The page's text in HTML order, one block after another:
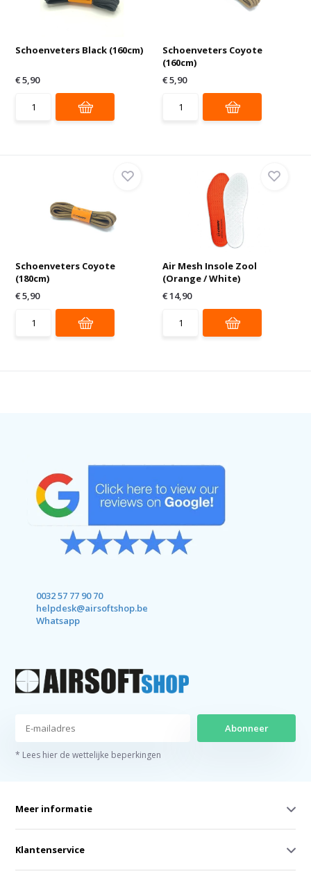
Schoenveters Black (160cm)
€ 5,90
Schoenveters Coyote
(160cm)
€ 5,90
Schoenveters Coyote
(180cm)
€ 5,90
Air Mesh Insole Zool
(Orange / White)
€ 14,90
0032 57 77 90 70
helpdesk@airsoftshop.be
Whatsapp
Abonneer
* Lees hier de wettelijke beperkingen
Meer informatie
Klantenservice